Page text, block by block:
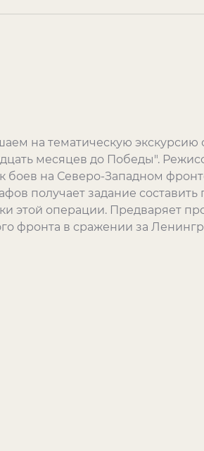
на тематическую
месяцев до Победы".
боев на Северо-Западном
получает задание
этой операции. Предваряет
фронта в сражении за